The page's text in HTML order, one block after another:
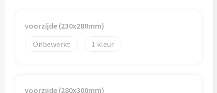
Notablokken
Eten & drinken
voorzijde (230x280mm)
Onbewerkt
1
voorzijde (280x300mm)